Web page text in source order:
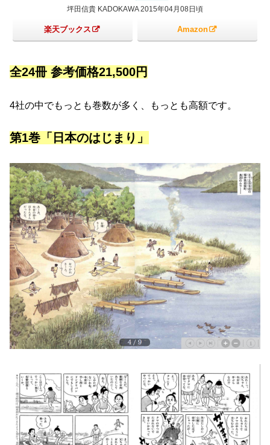
坪田信貴 KADOKAWA 2015年04月08日頃
楽天ブックス Amazon
全24冊 参考価格21,500円
4社の中でもっとも巻数が多く、もっとも高額です。
第1巻「日本のはじまり」